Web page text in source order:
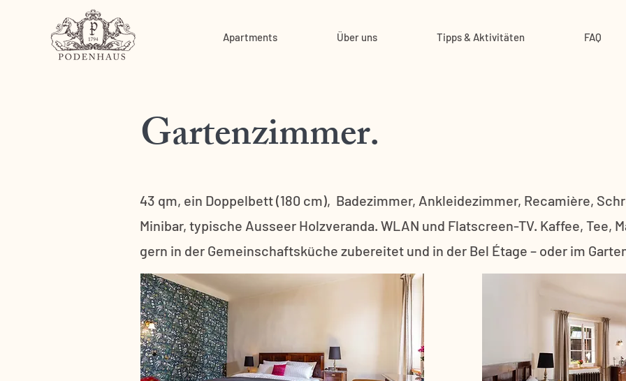
Apartments Über uns Tipps & Aktivitäten FAQ
Gartenzimmer.
43 qm, ein Doppelbett (180 cm), Badezimmer, Ankleidezimmer, Recamière,
Minibar, typische Ausseer Holzveranda. WLAN und Flatscreen-TV. Kaffee, Tee,
gern in der Gemeinschaftsküche zubereitet und in der Bel Étage – oder im